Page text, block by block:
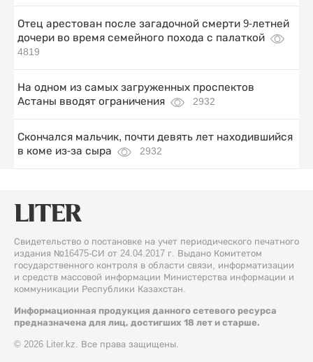
Отец арестован после загадочной смерти 9-летней
дочери во время семейного похода с палаткой
4819
На одном из самых загруженных проспектов
Астаны вводят ограничения
2932
Скончался мальчик, почти девять лет находившийся
в коме из-за сыра
2932
Свидетельство о постановке на учет периодического печатного
издания №16475-СИ от 24.04.2017 г. Выдано Комитетом
государственного контроля в области связи, информатизации
и средств массовой информации Министерства информации и
коммуникации Республики Казахстан.
Информационная продукция данного сетевого ресурса
предназначена для лиц, достигших 18 лет и старше.
© 2026 Liter.kz. Все права защищены.